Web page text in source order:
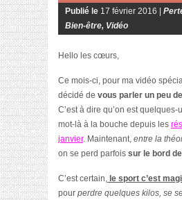
Publié le 17 février 2016 |
Bien-être, Vidéo
Hello les cœurs,
Ce mois-ci, pour ma vidéo
décidé de vous parler un peu
C’est à dire qu’on est quelques-
mot-là à la bouche depuis les
janvier. Maintenant, entre la
on se perd parfois sur le bord
C’est certain, le sport c’est
pour perdre quelques kilos, se